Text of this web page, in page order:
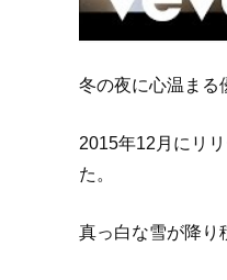
冬の夜に心温まる
2015年12月にリ
た。
真っ白な雪が降り